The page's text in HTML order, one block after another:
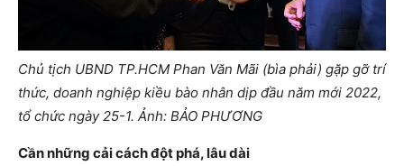
Chủ tịch UBND TP.HCM Phan Văn Mãi (bìa phải) gặp gỡ trí
thức, doanh nghiệp kiều bào nhân dịp đầu năm mới 2022,
tổ chức ngày 25-1. Ảnh: BẢO PHƯƠNG
Cần những cải cách đột phá, lâu dài